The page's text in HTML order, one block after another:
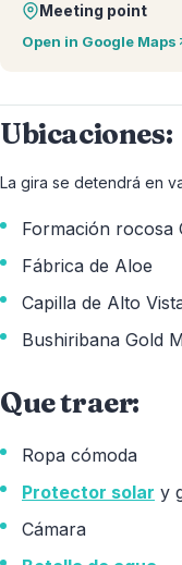
Meeting point
Open in Google Maps
Ubicaciones:
La gira se detendrá en
Formación rocosa
Fábrica de Aloe
Capilla de Alto
Bushiribana Gold
Que traer:
Ropa cómoda
Protector solar y
Cámara